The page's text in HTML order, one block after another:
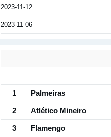
2023-11-12
2023-11-06
1 Palmeiras
2 Atlético Mineiro
3 Flamengo